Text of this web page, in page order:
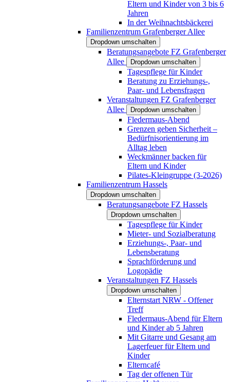
Eltern und Kinder von 3 bis 6
Jahren
In der Weihnachtsbäckerei
Familienzentrum Grafenberger Allee
Dropdown umschalten
Beratungsangebote FZ Grafenberger
Allee
Dropdown umschalten
Tagespflege für Kinder
Beratung zu Erziehungs-,
Paar- und Lebensfragen
Veranstaltungen FZ Grafenberger
Allee
Dropdown umschalten
Fledermaus-Abend
Grenzen geben Sicherheit –
Bedürfnisorientierung im
Alltag leben
Weckmänner backen für
Eltern und Kinder
Pilates-Kleingruppe (3-2026)
Familienzentrum Hassels
Dropdown umschalten
Beratungsangebote FZ Hassels
Dropdown umschalten
Tagespflege für Kinder
Mieter- und Sozialberatung
Erziehungs-, Paar- und
Lebensberatung
Sprachförderung und
Logopädie
Veranstaltungen FZ Hassels
Dropdown umschalten
Elternstart NRW - Offener
Treff
Fledermaus-Abend für Eltern
und Kinder ab 5 Jahren
Mit Gitarre und Gesang am
Lagerfeuer für Eltern und
Kinder
Elterncafé
Tag der offenen Tür